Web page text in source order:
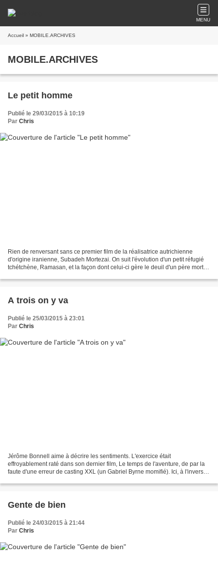
MENU
Accueil » MOBILE.ARCHIVES
MOBILE.ARCHIVES
Le petit homme
Publié le 29/03/2015 à 10:19
Par Chris
Rien de renversant sans ce premier film de la réalisatrice autrichienne
d'origine iranienne, Subadeh Mortezai. On suit l'évolution d'un petit réfugié
tchétchène, Ramasan, et la façon dont celui-ci gère le deuil d'un père mort à
A trois on y va
Publié le 25/03/2015 à 23:01
Par Chris
Jérôme Bonnell aime à décrire les sentiments. L'exercice était
effroyablement raté dans son dernier film, Le temps de l'aventure, de par la
faute d'une erreur de casting XXL (un Gabriel Byrne momifié). Ici, à l'inverse,
Gente de bien
Publié le 24/03/2015 à 21:44
Par Chris